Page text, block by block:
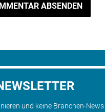
ABSENDEN
und keine Branchen-